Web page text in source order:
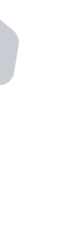
Bitnovo
API dans votre
réseau de
de votre